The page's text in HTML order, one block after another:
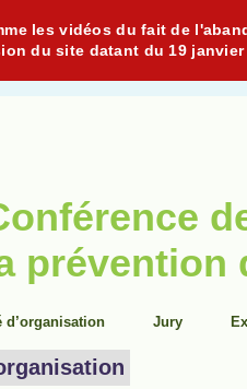
les vidéos du fait de
du site datant du 19 janvier
prévention
d’organisation Jury